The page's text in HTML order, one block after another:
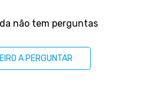
não tem perguntas
A PERGUNTAR